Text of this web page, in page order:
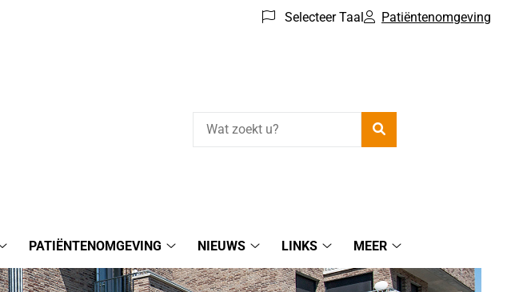
Selecteer Taal Patiëntenomgeving
submenu
PATIËNTENOMGEVING
submenu
NIEUWS
submenu
LINKS
submenu
MEER
submenu